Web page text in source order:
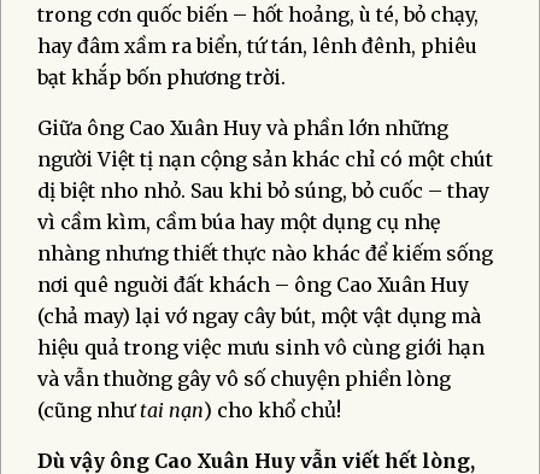
trong cơn quốc biến – hốt hoảng, ù té, bỏ chạy,
hay đâm xầm ra biển, tứ tán, lênh đênh, phiêu
bạt khắp bốn phương trời.
Giữa ông Cao Xuân Huy và phần lớn những
người Việt tị nạn cộng sản khác chỉ có một chút
dị biệt nho nhỏ. Sau khi bỏ súng, bỏ cuốc – thay
vì cầm kìm, cầm búa hay một dụng cụ nhẹ
nhàng nhưng thiết thực nào khác để kiếm sống
nơi quê nguời đất khách – ông Cao Xuân Huy
(chả may) lại vớ ngay cây bút, một vật dụng mà
hiệu quả trong việc mưu sinh vô cùng giới hạn
và vẫn thuờng gây vô số chuyện phiền lòng
(cũng nhưtai nạn) cho khổ chủ!
Dù vậy ông Cao Xuân Huy vẫn viết hết lòng,